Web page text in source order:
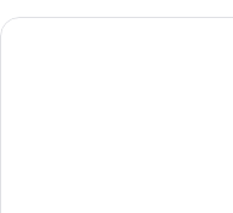
The L Boutique TZ